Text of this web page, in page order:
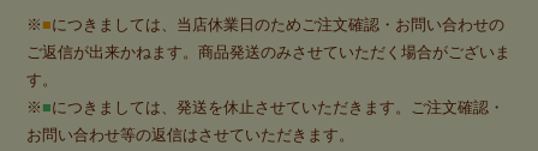
※■につきましては、当店休業日のためご注文確認・お問い合わせの
ご返信が出来かねます。商品発送のみさせていただく場合がございま
す。
※ ■につきましては、発送を休止させていただきます。ご注文確認・
お問い合わせ等の返信はさせていただきます。